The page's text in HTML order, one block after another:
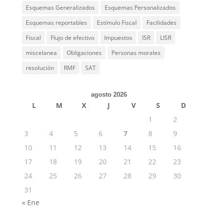
Esquemas Generalizados
Esquemas Personalizados
Esquemas reportables
Estímulo Fiscal
Facilidades
Fiscal
Flujo de efectivo Impuestos ISR
LISR
miscelanea
Obligaciones
Personas morales
resolución
RMF SAT
agosto 2026
L M X J V S
D
1
2
3
4 5 6 7 8
9
10
11 12 13 14 15
16
17
18 19 20 21 22
23
24
25 26 27 28 29
30
31
« Ene